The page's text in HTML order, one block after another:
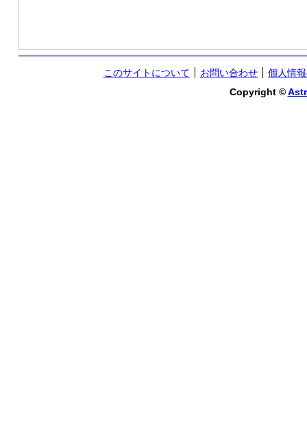
このサイトについて お問い合わせ
個人情
Copyright ©